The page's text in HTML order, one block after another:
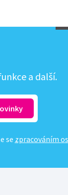
a další.
se zpracováním